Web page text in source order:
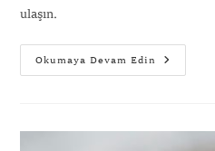
ulaşın.
Okumaya Devam Edin